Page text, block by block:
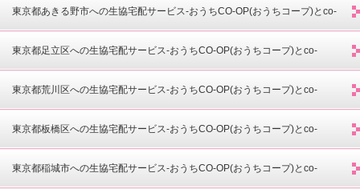
opdeli(コープデリ)-
東京都あきる野市への生協宅配サービス-おうちCO-OP(おうちコープ)とco-
opdeli(コープデリ)-
東京都足立区への生協宅配サービス-おうちCO-OP(おうちコープ)とco-
opdeli(コープデリ)-
東京都荒川区への生協宅配サービス-おうちCO-OP(おうちコープ)とco-
opdeli(コープデリ)-
東京都板橋区への生協宅配サービス-おうちCO-OP(おうちコープ)とco-
opdeli(コープデリ)-
東京都稲城市への生協宅配サービス-おうちCO-OP(おうちコープ)とco-